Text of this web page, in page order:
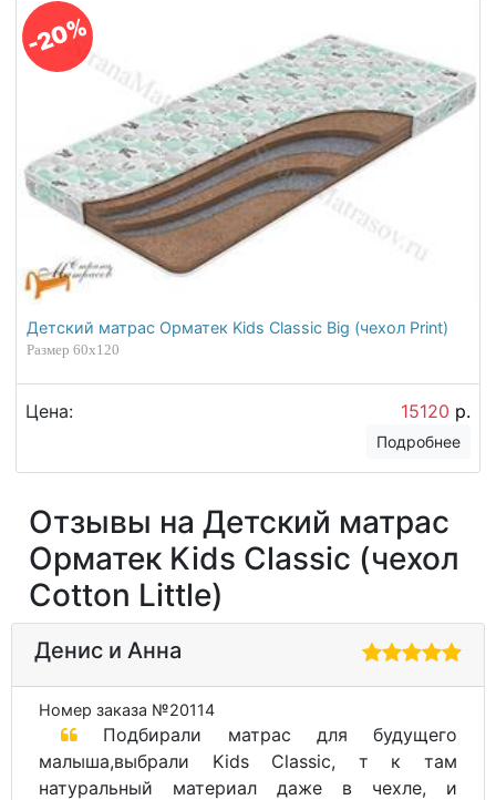
-20%
Детский матрас Орматек Kids Classic Big (чехол Print)
Размер 60х120
Цена: 15120 р.
Подробнее
Отзывы на Детский матрас
Орматек Kids Classic (чехол
Cotton Little)
Денис и Анна
Номер заказа №20114
Подбирали матрас для будущего
малыша,выбрали Kids Classic, т к там
натуральный материал даже в чехле, и